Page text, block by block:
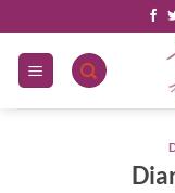
al
contenido